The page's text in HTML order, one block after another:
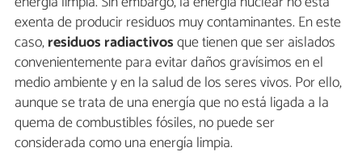
exenta de producir residuos muy contaminantes. En este
caso,residuos radiactivosque tienen que ser aislados
convenientemente para evitar daños gravísimos en el
medio ambiente y en la salud de los seres vivos. Por ello,
aunque se trata de una energía que no está ligada a la
quema de combustibles fósiles, no puede ser
considerada como una energía limpia.